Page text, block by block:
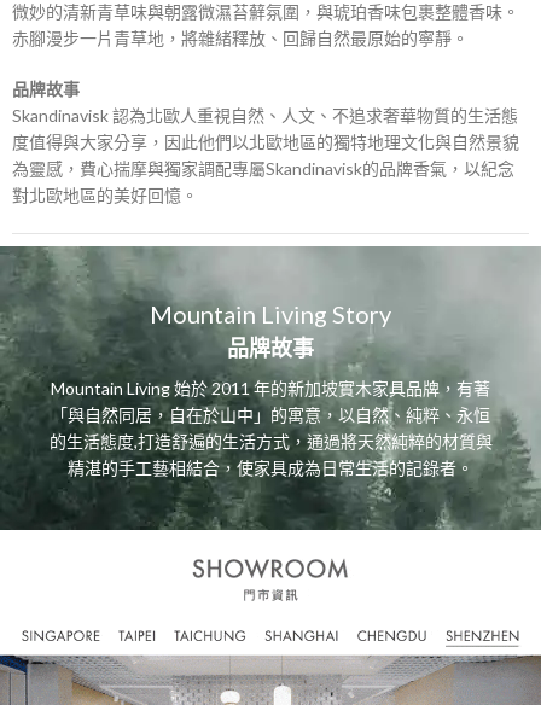
微妙的清新青草味與朝露微濕苔蘚氛圍，與琥珀香味包裹整體香味。
赤腳漫步一片青草地，將雜緒釋放、回歸自然最原始的寧靜。
品牌故事
Skandinavisk 認為北歐人重視自然、人文、不追求奢華物質的生活態
度值得與大家分享，因此他們以北歐地區的獨特地理文化與自然景貌
為靈感，費心揣摩與獨家調配專屬Skandinavisk的品牌香氣，以紀念
對北歐地區的美好回憶。
Mountain Living Story
品牌故事
Mountain Living 始於 2011 年的新加坡實木家具品牌，有著
「與自然同居，自在於山中」的寓意，以自然、純粹、永恒
的生活態度,打造舒遍的生活方式，通過將天然純粹的材質與
精湛的手工藝相結合，使家具成為日常生活的記錄者。